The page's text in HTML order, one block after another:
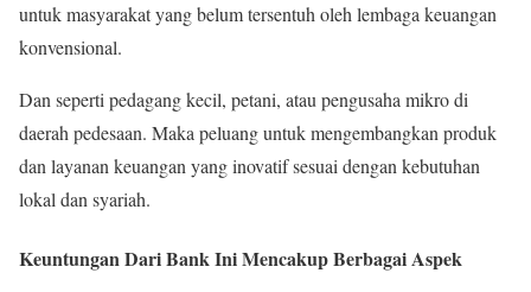
untuk masyarakat yang belum tersentuh oleh lembaga keuangan
konvensional.
Dan seperti pedagang kecil, petani, atau pengusaha mikro di
daerah pedesaan. Maka peluang untuk mengembangkan produk
dan layanan keuangan yang inovatif sesuai dengan kebutuhan
lokal dan syariah.
Keuntungan Dari Bank Ini Mencakup Berbagai Aspek